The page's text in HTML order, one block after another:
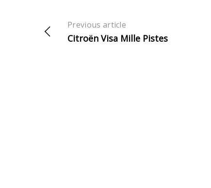
Previous article
Citroën Visa Mille Pistes